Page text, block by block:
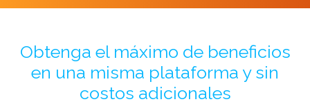
Obtenga el máximo de beneficios
en una misma plataforma y sin
costos adicionales